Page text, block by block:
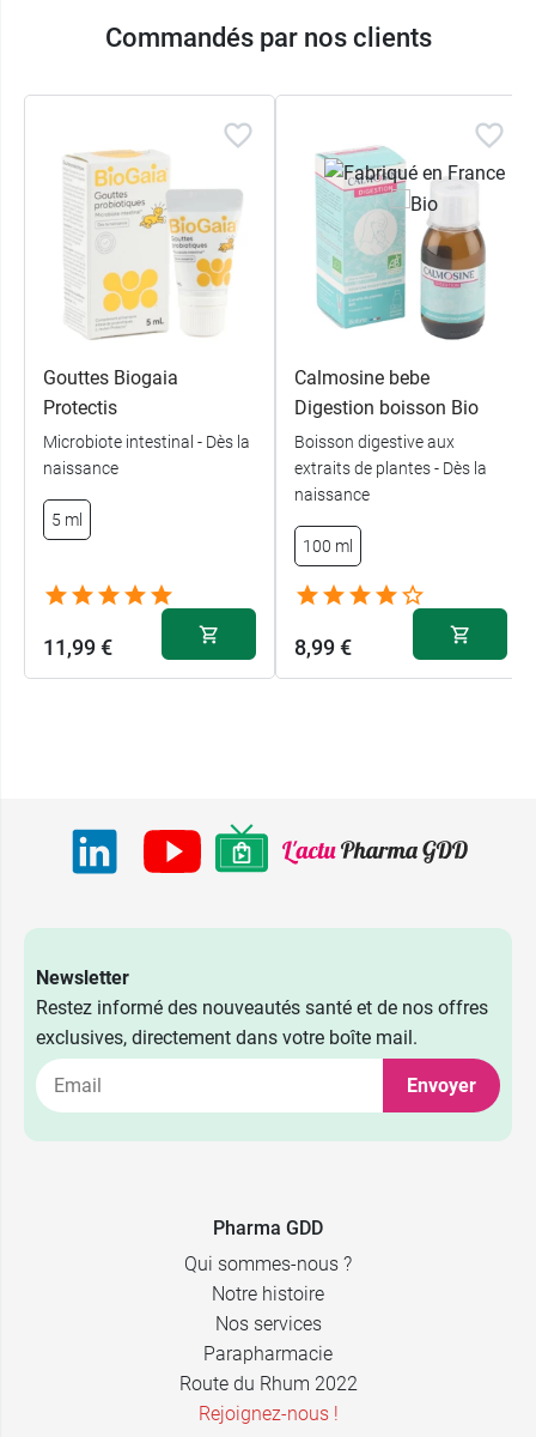
Commandés par nos clients
Gouttes Biogaia
Protectis
Microbiote intestinal - Dès la
naissance
5 ml
11,99 €
Calmosine bebe
Digestion boisson Bio
Boisson digestive aux
extraits de plantes - Dès la
naissance
100 ml
8,99 €
Newsletter
Restez informé des nouveautés santé et de nos offres
exclusives, directement dans votre boîte mail.
Envoyer
Pharma GDD
Qui sommes-nous ?
Notre histoire
Nos services
Parapharmacie
Route du Rhum 2022
Rejoignez-nous !